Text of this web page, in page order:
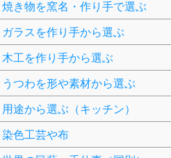
焼き物を窯名・作り手で選ぶ
ガラスを作り手から選ぶ
木工を作り手から選ぶ
うつわを形や素材から選ぶ
用途から選ぶ（キッチン）
染色工芸や布